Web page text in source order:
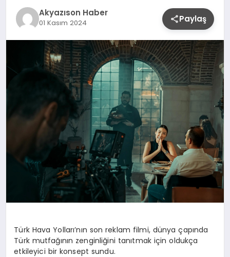
YAŞAM
Akyazıson Haber
01 Kasım 2024 Paylaş
Türk Hava Yolları’nın son reklam filmi, dünya çapında
Türk mutfağının zenginliğini tanıtmak için oldukça
etkileyici bir konsept sundu.